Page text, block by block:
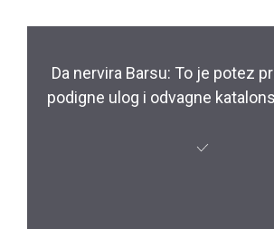
Da nervira Barsu: To je potez
podigne ulog i odvagne